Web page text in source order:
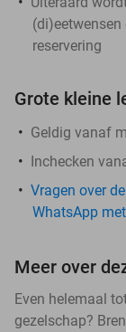
reservering
Grote kleine
Geldig vanaf
Inchecken
Vragen over
WhatsApp
Meer over
Even helemaal
gezelschap?